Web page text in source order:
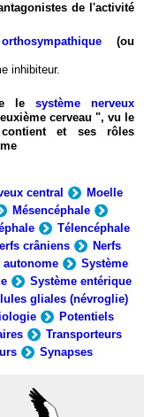
de l'activité
(ou
inhibiteur.
le système nerveux
cerveau ", vu le
et ses rôles
central
Moelle
Mésencéphale
Télencéphale
crâniens
Nerfs
autonome
Système
Système entérique
gliales (névroglie)
Potentiels
Transporteurs
Synapses